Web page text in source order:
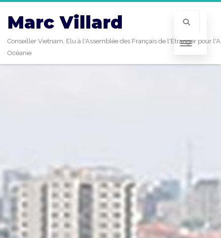
Marc Villard
Conseiller Vietnam, Elu à l'Assemblée des Français de l'Etranger pour
Océanie